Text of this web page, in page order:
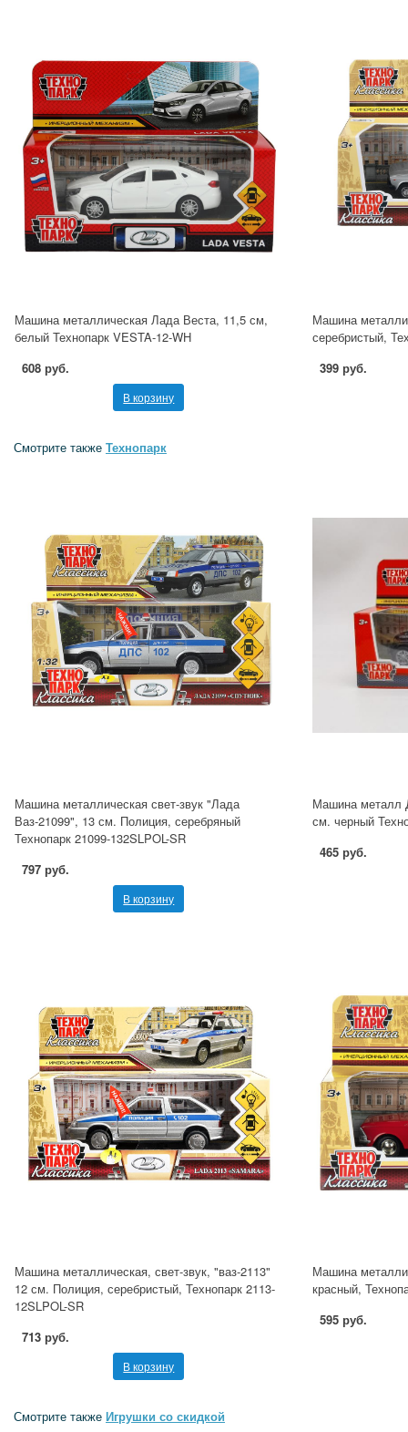
Машина металлическая Лада Веста, 11,5 см,
белый Технопарк VESTA-12-WH
608 руб.
В корзину
Машина
серебристый,
399 руб.
Смотрите также Технопарк
Машина металлическая свет-звук "Лада
Ваз-21099", 13 см. Полиция, серебряный
Технопарк 21099-132SLPOL-SR
797 руб.
В корзину
Машина металл
см. черный
465 руб.
Машина металлическая, свет-звук, "ваз-2113"
12 см. Полиция, серебристый, Технопарк 2113-
12SLPOL-SR
713 руб.
В корзину
Машина
красный,
595 руб.
Смотрите также Игрушки со скидкой